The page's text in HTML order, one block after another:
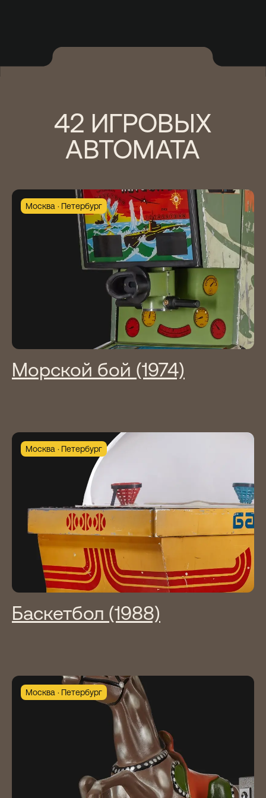
Москва Петербург
Морской бой (1974)
Москва Петербург
Баскетбол (1988)
Москва Петербург
Экспозиция